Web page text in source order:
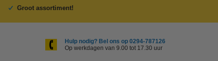
Groot assortiment!
Hulp nodig? Bel ons op 0294-787126
Op werkdagen van 9.00 tot 17.30 uur